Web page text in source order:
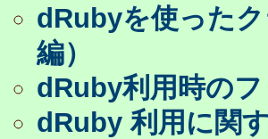
dRubyを使った
編）
dRuby利用時の
dRuby 利用に関